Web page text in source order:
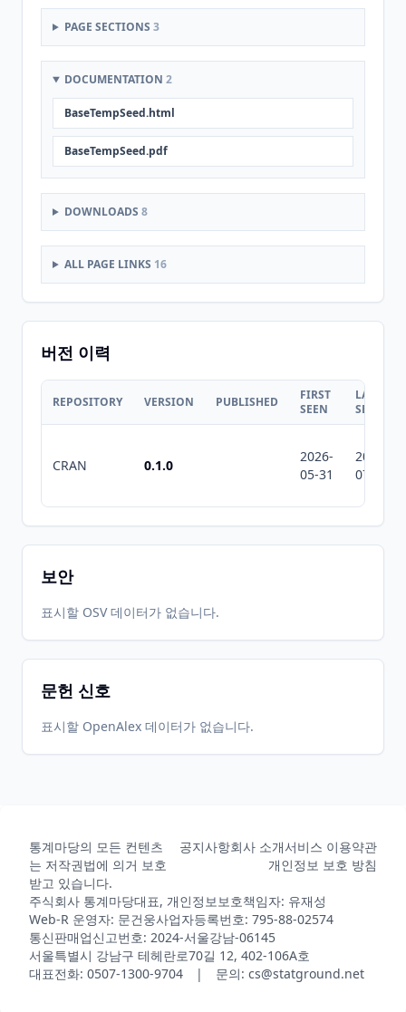
PAGE SECTIONS 3
DOCUMENTATION 2
BaseTempSeed.html
BaseTempSeed.pdf
DOWNLOADS 8
ALL PAGE LINKS 16
버전 이력
REPOSITORY VERSION PUBLISHED
FIRST
SEEN
LAST
SEEN
CRAN 0.1.0
2026-
05-31
2026-
07-10
보안
표시할 OSV 데이터가 없습니다.
문헌 신호
표시할 OpenAlex 데이터가 없습니다.
통계마당의 모든 컨텐츠
는 저작권법에 의거 보호
받고 있습니다.
공지사항회사 소개서비스 이용약관
개인정보 보호 방침
주식회사 통계마당대표, 개인정보보호책임자: 유재성
Web-R 운영자: 문건웅사업자등록번호: 795-88-02574
통신판매업신고번호: 2024-서울강남-06145
서울특별시 강남구 테헤란로70길 12, 402-106A호
대표전화: 0507-1300-9704 | 문의: cs@statground.net